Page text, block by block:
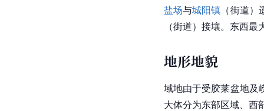
盐场与城阳镇 （街道
（街道）接壤。东西最
地形地貌
域地由于受胶莱盆地及
大体分为东部区域、西